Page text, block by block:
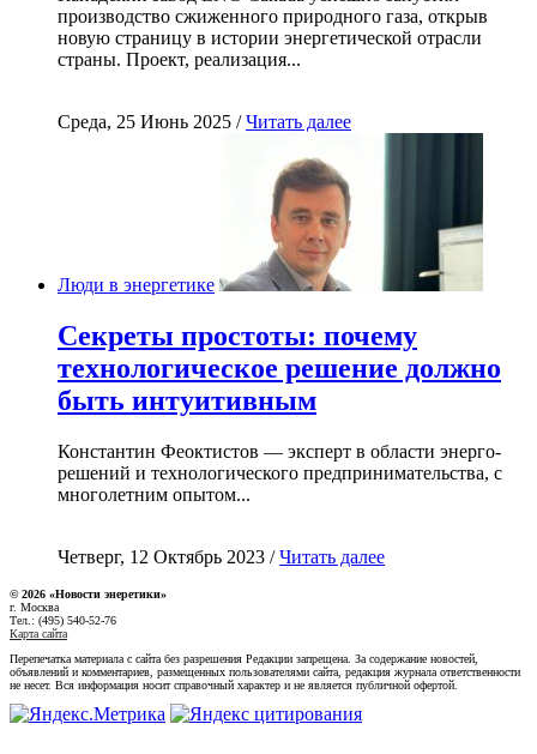
производство сжиженного природного газа, открыв
новую страницу в истории энергетической отрасли
страны. Проект, реализация...
Среда, 25 Июнь 2025 /Читать далее
Люди в энергетике
Секреты простоты: почему
технологическое решение должно
быть интуитивным
Константин Феоктистов — эксперт в области энерго-
решений и технологического предпринимательства, с
многолетним опытом...
Четверг, 12 Октябрь 2023 /Читать далее
© 2026 «Новости энеретики»
г. Москва
Тел.: (495) 540-52-76
Карта сайта
Перепечатка материала с сайта без разрешения Редакции запрещена. За содержание новостей,
объявлений и комментариев, размещенных пользователями сайта, редакция журнала ответственности
не несет. Вся информация носит справочный характер и не является публичной офертой.